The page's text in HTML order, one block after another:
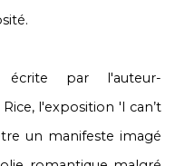
par l'auteur-
l'exposition 'I can’t
un manifeste imagé